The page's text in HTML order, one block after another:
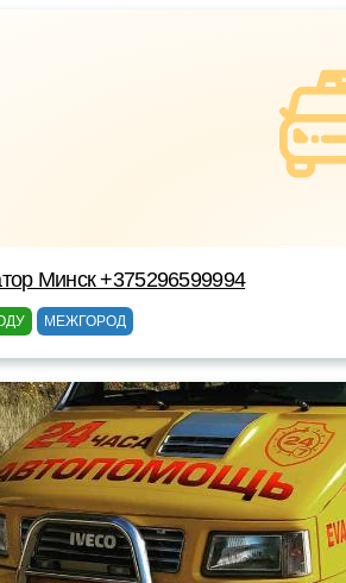
Минск +375296599994
МЕЖГОРОД